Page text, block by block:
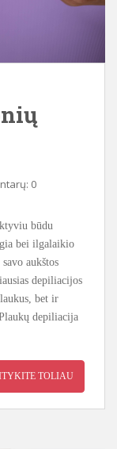
0
būdu
bei ilgalaikio
aukštos
depiliacijos
bet ir
depiliacija
TOLIAU